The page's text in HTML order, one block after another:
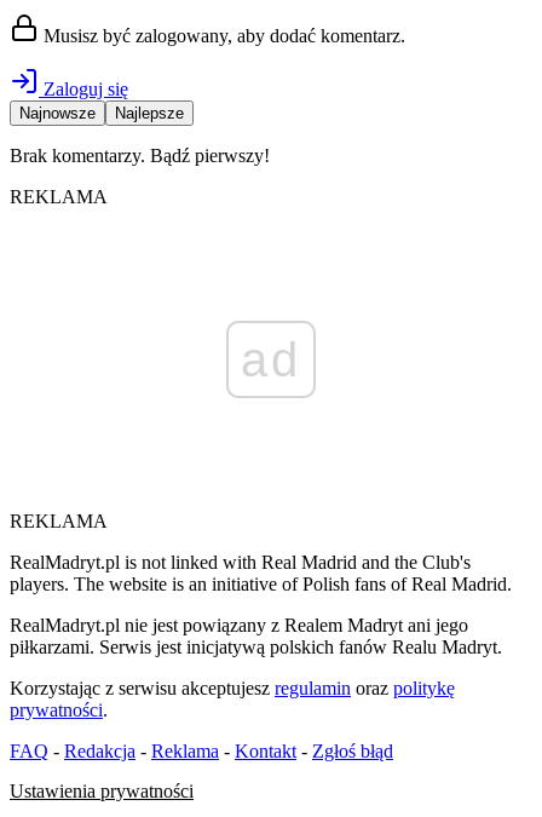
Musisz być zalogowany, aby dodać komentarz.
Zaloguj się
Najnowsze Najlepsze
Brak komentarzy. Bądź pierwszy!
REKLAMA
ad
REKLAMA
RealMadryt.pl is not linked with Real Madrid and the Club's
players. The website is an initiative of Polish fans of Real Madrid.
RealMadryt.pl nie jest powiązany z Realem Madryt ani jego
piłkarzami. Serwis jest inicjatywą polskich fanów Realu Madryt.
Korzystając z serwisu akceptujesz regulamin oraz politykę
prywatności.
FAQ - Redakcja - Reklama - Kontakt - Zgłoś błąd
Ustawienia prywatności